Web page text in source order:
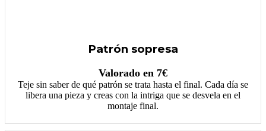
Patrón sopresa
Valorado en 7€
Teje sin saber de qué patrón se trata hasta el final. Cada día se
libera una pieza y creas con la intriga que se desvela en el
montaje final.